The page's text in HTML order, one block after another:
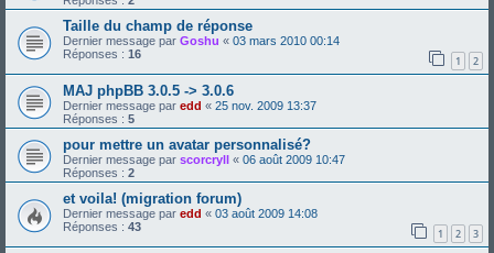
Taille du champ de réponse
Dernier message par Goshu « 03 mars 2010 00:14
Réponses : 16 1 2
MAJ phpBB 3.0.5 -> 3.0.6
Dernier message par edd « 25 nov. 2009 13:37
Réponses : 5
pour mettre un avatar personnalisé?
Dernier message par scorcryll « 06 août 2009 10:47
Réponses : 2
et voila! (migration forum)
Dernier message par edd « 03 août 2009 14:08
Réponses : 43 1 2 3